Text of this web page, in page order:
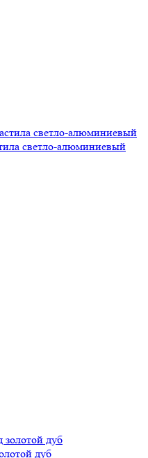
светло-алюминиевый
дуб